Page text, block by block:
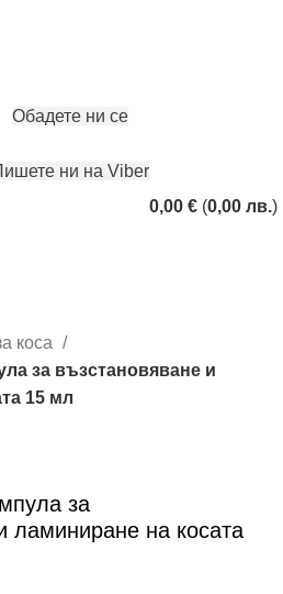
Обадете ни се
ни на Viber
0,00 € (0,00 лв.)
коса
за възстановяване и
15 мл
за
ламиниране на косата